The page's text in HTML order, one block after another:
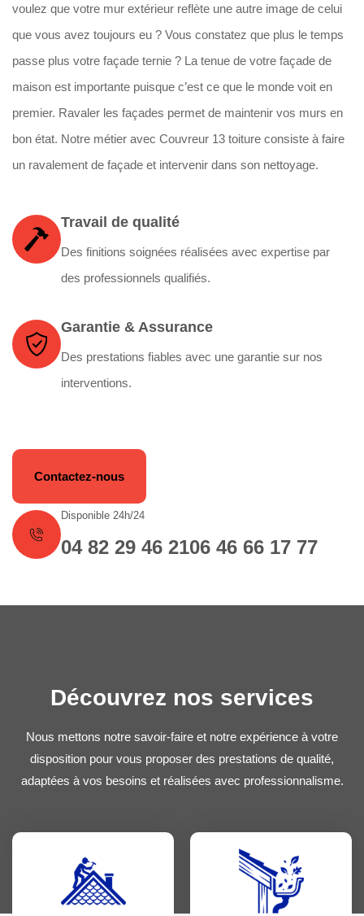
voulez que votre mur extérieur reflète une autre image de celui
que vous avez toujours eu ? Vous constatez que plus le temps
passe plus votre façade ternie ? La tenue de votre façade de
maison est importante puisque c’est ce que le monde voit en
premier. Ravaler les façades permet de maintenir vos murs en
bon état. Notre métier avec Couvreur 13 toiture consiste à faire
un ravalement de façade et intervenir dans son nettoyage.
Travail de qualité
Des finitions soignées réalisées avec expertise par
des professionnels qualifiés.
Garantie & Assurance
Des prestations fiables avec une garantie sur nos
interventions.
Contactez-nous
Disponible 24h/24
04 82 29 46 2106 46 66 17 77
Découvrez nos services
Nous mettons notre savoir-faire et notre expérience à votre
disposition pour vous proposer des prestations de qualité,
adaptées à vos besoins et réalisées avec professionnalisme.